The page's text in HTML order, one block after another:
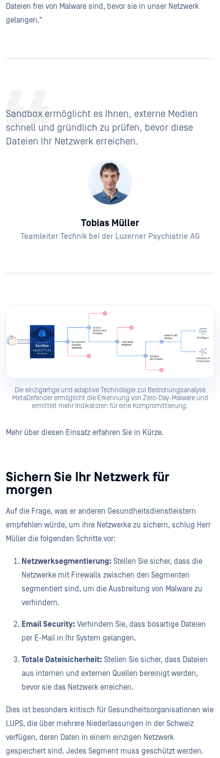
Dateien frei von Malware sind, bevor sie in unser Netzwerk
gelangen."
Sandbox ermöglicht es Ihnen, externe Medien
schnell und gründlich zu prüfen, bevor diese
Dateien Ihr Netzwerk erreichen.
Tobias Müller
Teamleiter Technik bei der Luzerner Psychiatrie AG
Die einzigartige und adaptive Technologie zur Bedrohungsanalyse
MetaDefender ermöglicht die Erkennung von Zero-Day-Malware und
ermittelt mehr Indikatoren für eine Kompromittierung.
Mehr über diesen Einsatz erfahren Sie in Kürze.
Sichern Sie Ihr Netzwerk für
morgen
Auf die Frage, was er anderen Gesundheitsdienstleistern
empfehlen würde, um ihre Netzwerke zu sichern, schlug Herr
Müller die folgenden Schritte vor:
Netzwerksegmentierung: Stellen Sie sicher, dass die
Netzwerke mit Firewalls zwischen den Segmenten
segmentiert sind, um die Ausbreitung von Malware zu
verhindern.
Email Security: Verhindern Sie, dass bösartige Dateien
per E-Mail in Ihr System gelangen.
Totale Dateisicherheit: Stellen Sie sicher, dass Dateien
aus internen und externen Quellen bereinigt werden,
bevor sie das Netzwerk erreichen.
Dies ist besonders kritisch für Gesundheitsorganisationen wie
LUPS, die über mehrere Niederlassungen in der Schweiz
verfügen, deren Daten in einem einzigen Netzwerk
gespeichert sind. Jedes Segment muss geschützt werden.